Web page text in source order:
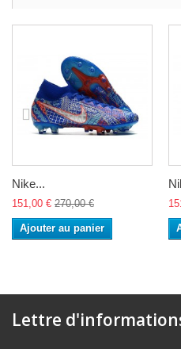
Nike...
151,00 € 270,00 €
Ajouter au panier
Lettre